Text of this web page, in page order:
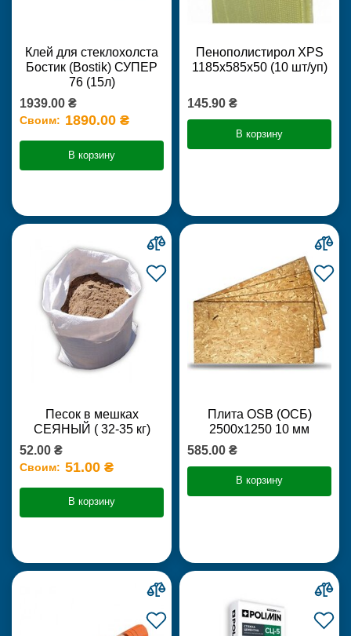
Клей для стеклохолста
Бостик (Bostik) СУПЕР
76 (15л)
1939.00 ₴
Своим: 1890.00 ₴
В корзину
Пенополистирол XPS
1185х585х50 (10 шт/уп)
145.90 ₴
В корзину
Песок в мешках
СЕЯНЫЙ ( 32-35 кг)
52.00 ₴
Своим: 51.00 ₴
В корзину
Плита OSB (ОСБ)
2500х1250 10 мм
585.00 ₴
В корзину